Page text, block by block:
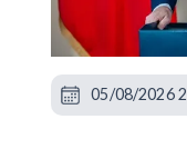
05/08/2026